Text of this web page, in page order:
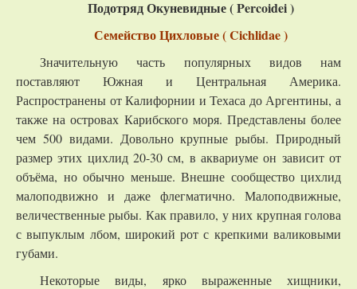
Подотряд Окуневидные ( Percoidei)
Семейство Цихловые ( Cichlidae )
Значительную часть популярных видов нам
поставляют Южная и Центральная Америка.
Распространены от Калифорнии и Техаса до Аргентины, а
также на островах Карибского моря. Представлены более
чем 500 видами. Довольно крупные рыбы. Природный
размер этих цихлид 20-30 см, в аквариуме он зависит от
объёма, но обычно меньше. Внешне сообщество цихлид
малоподвижно и даже флегматично. Малоподвижные,
величественные рыбы. Как правило, у них крупная голова
с выпуклым лбом, широкий рот с крепкими валиковыми
губами.
Некоторые виды, ярко выраженные хищники,